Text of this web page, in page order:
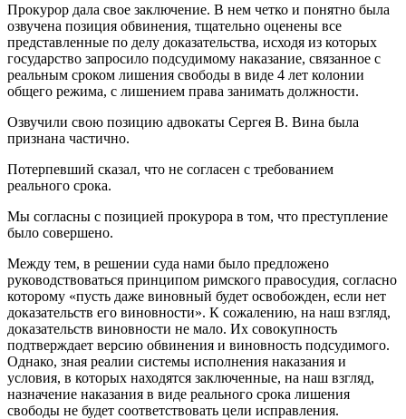
Прокурор дала свое заключение. В нем четко и понятно была
озвучена позиция обвинения, тщательно оценены все
представленные по делу доказательства, исходя из которых
государство запросило подсудимому наказание, связанное с
реальным сроком лишения свободы в виде 4 лет колонии
общего режима, с лишением права занимать должности.
Озвучили свою позицию адвокаты Сергея В. Вина была
признана частично.
Потерпевший сказал, что не согласен с требованием
реального срока.
Мы согласны с позицией прокурора в том, что преступление
было совершено.
Между тем, в решении суда нами было предложено
руководствоваться принципом римского правосудия, согласно
которому «пусть даже виновный будет освобожден, если нет
доказательств его виновности». К сожалению, на наш взгляд,
доказательств виновности не мало. Их совокупность
подтверждает версию обвинения и виновность подсудимого.
Однако, зная реалии системы исполнения наказания и
условия, в которых находятся заключенные, на наш взгляд,
назначение наказания в виде реального срока лишения
свободы не будет соответствовать цели исправления.